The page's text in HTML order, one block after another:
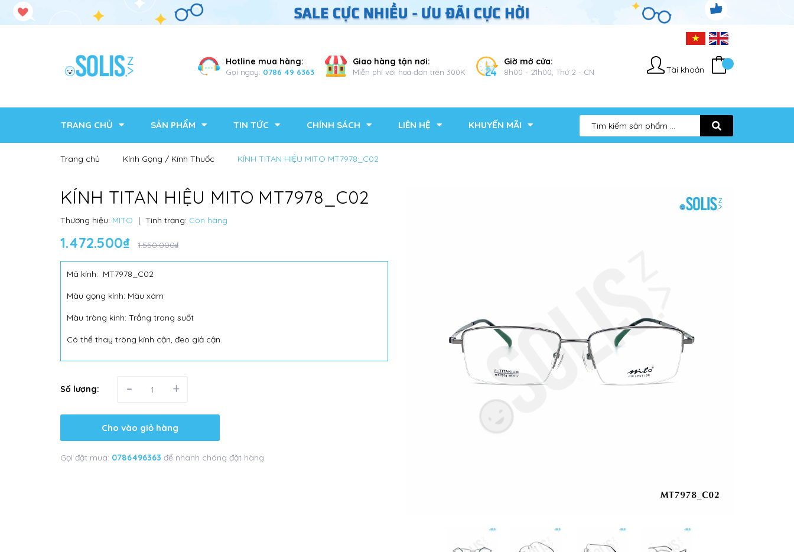
Hotline mua hàng:
Gọi ngay: 0786 49 6363
Giao hàng tận nơi:
Miễn phí với hoá đơn trên 300K
Giờ mở cửa:
8h00 - 21h00, Thứ 2 - CN Tài khoản
TRANG CHỦ SẢN PHẨM TIN TỨC CHÍNH SÁCH LIÊN HỆ KHUYẾN MÃI
Trang chủ Kính Gọng / Kính Thuốc KÍNH TITAN HIỆU MITO MT7978_C02
KÍNH TITAN HIỆU MITO MT7978_C02
Thương hiệu: MITO | Tình trạng: Còn hàng
1.472.500₫ 1.550.000₫
Mã kính: MT7978_C02
Màu gọng kính: Màu xám
Màu tròng kính: Trắng trong suốt
Có thể thay tròng kính cận, đeo giả cận.
Số lượng: - +
Cho vào giỏ hàng
Gọi đặt mua: 0786496363 để nhanh chóng đặt hàng